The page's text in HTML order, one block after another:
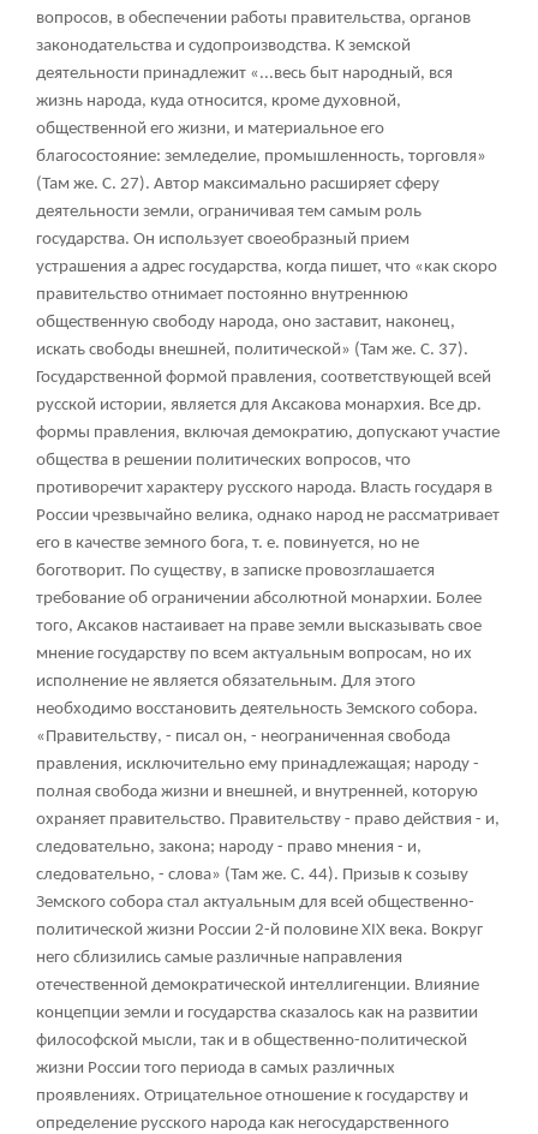
вопросов, в обеспечении работы правительства, органов
законодательства и судопроизводства. К земской
деятельности принадлежит «...весь быт народный, вся
жизнь народа, куда относится, кроме духовной,
общественной его жизни, и материальное его
благосостояние: земледелие, промышленность, торговля»
(Там же. С. 27). Автор максимально расширяет сферу
деятельности земли, ограничивая тем самым роль
государства. Он использует своеобразный прием
устрашения а адрес государства, когда пишет, что «как скоро
правительство отнимает постоянно внутреннюю
общественную свободу народа, оно заставит, наконец,
искать свободы внешней, политической» (Там же. С. 37).
Государственной формой правления, соответствующей всей
русской истории, является для Аксакова монархия. Все др.
формы правления, включая демократию, допускают участие
общества в решении политических вопросов, что
противоречит характеру русского народа. Власть государя в
России чрезвычайно велика, однако народ не рассматривает
его в качестве земного бога, т. е. повинуется, но не
боготворит. По существу, в записке провозглашается
требование об ограничении абсолютной монархии. Более
того, Аксаков настаивает на праве земли высказывать свое
мнение государству по всем актуальным вопросам, но их
исполнение не является обязательным. Для этого
необходимо восстановить деятельность Земского собора.
«Правительству, - писал он, - неограниченная свобода
правления, исключительно ему принадлежащая; народу -
полная свобода жизни и внешней, и внутренней, которую
охраняет правительство. Правительству - право действия - и,
следовательно, закона; народу - право мнения - и,
следовательно, - слова» (Там же. С. 44). Призыв к созыву
Земского собора стал актуальным для всей общественно-
политической жизни России 2-й половине XIX века. Вокруг
него сблизились самые различные направления
отечественной демократической интеллигенции. Влияние
концепции земли и государства сказалось как на развитии
философской мысли, так и в общественно-политической
жизни России того периода в самых различных
проявлениях. Отрицательное отношение к государству и
определение русского народа как негосударственного